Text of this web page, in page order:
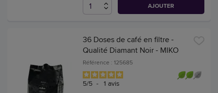
AJOUTER
36 Doses de café en filtre -
Qualité Diamant Noir - MIKO
Référence : 125685
5/5 - 1 avis